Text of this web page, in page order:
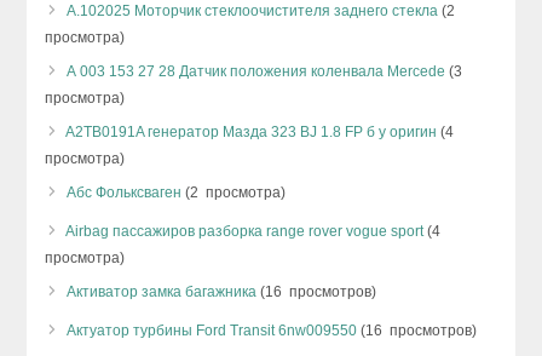
А.102025 Моторчик стеклоочистителя заднего стекла (2
просмотра)
А 003 153 27 28 Датчик положения коленвала Mercede (3
просмотра)
A2TB0191A генератор Мазда 323 BJ 1.8 FP б у оригин (4
просмотра)
Абс Фольксваген (2 просмотра)
Airbag пассажиров разборка range rover vogue sport (4
просмотра)
Активатор замка багажника (16 просмотров)
Актуатор турбины Ford Transit 6nw009550 (16 просмотров)